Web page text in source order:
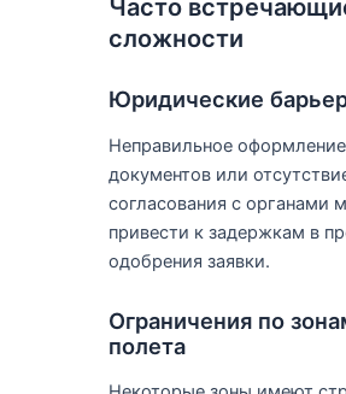
Часто
сложности
Юридические
Неправильное оформление
документов или
согласования с органами
привести к задержкам в
одобрения заявки.
Ограничения по
полета